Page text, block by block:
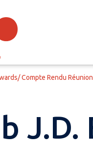
Compte Rendu